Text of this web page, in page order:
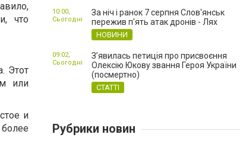
что
Этот
или
и
За ніч і ранок 7 серпня Слов'янськ
пережив п'ять атак дронів - Лях
НОВИНИ
10:00,
Сьогодні
З’явилась петиція про присвоєння
Олексію Юкову звання Героя України
(посмертно)
СТАТТІ
09:02,
Сьогодні
Рубрики новин